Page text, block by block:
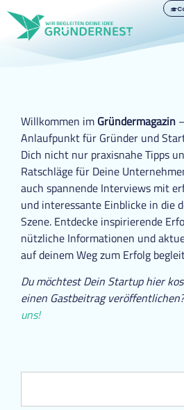
Willkommen im Gründermagazin
Anlaufpunkt für Gründer und
Dich nicht nur praxisnahe Tipps
Ratschläge für Deine
auch spannende Interviews mit
und interessante Einblicke in die
Szene. Entdecke inspirierende
nützliche Informationen und
auf deinem Weg zum Erfolg
Du möchtest Dein Startup hier
einen Gastbeitrag
uns!